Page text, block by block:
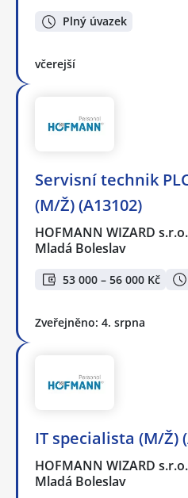
Plný úvazek
včerejší
Servisní technik
(M/Ž) (A13102)
HOFMANN WIZARD s.r.o.
Mladá Boleslav
53 000 – 56 000 Kč
Zveřejněno: 4. srpna
IT specialista (M/Ž)
HOFMANN WIZARD s.r.o.
Mladá Boleslav